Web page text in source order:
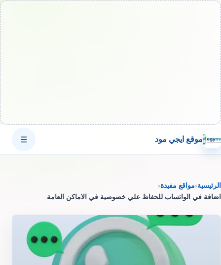
موقع ايجي مود ☰
الرئيسية‹مواقع مفيدة‹
اضافة في الواتساب للحفاظ علي خصوصية في الاماكن العامة